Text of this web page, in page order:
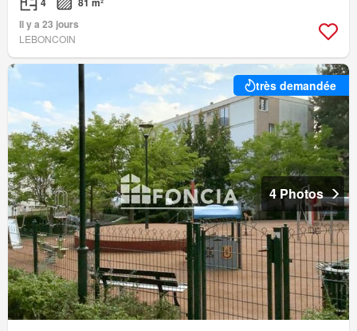
Il y a 23 jours
LEBONCOIN
très demandée
4 Photos